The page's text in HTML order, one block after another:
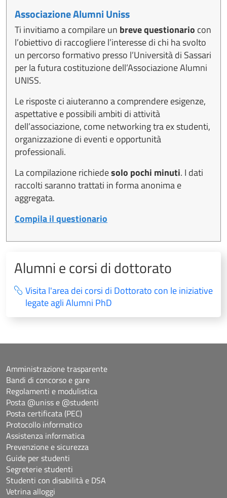
Associazione Alumni Uniss
Ti invitiamo a compilare un breve questionario con
l’obiettivo di raccogliere l’interesse di chi ha svolto
un percorso formativo presso l’Università di Sassari
per la futura costituzione dell’Associazione Alumni
UNISS.
Le risposte ci aiuteranno a comprendere esigenze,
aspettative e possibili ambiti di attività
dell’associazione, come networking tra ex studenti,
organizzazione di eventi e opportunità
professionali.
La compilazione richiedesolo pochi minuti. I dati
raccolti saranno trattati in forma anonima e
aggregata.
Compila il questionario
Alumni e corsi di dottorato
Visita l'area dei corsi di Dottorato con le iniziative
legate agli Alumni PhD
Amministrazione trasparente
Bandi di concorso e gare
Regolamenti e modulistica
Posta @uniss e @studenti
Posta certificata (PEC)
Protocollo informatico
Assistenza informatica
Prevenzione e sicurezza
Guide per studenti
Segreterie studenti
Studenti con disabilità e DSA
Vetrina alloggi